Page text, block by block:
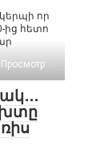
որ
ից հետո